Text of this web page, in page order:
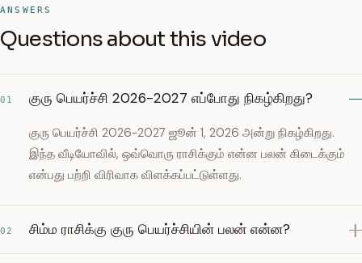
ANSWERS
Questions about this video
01 குரு பெயர்ச்சி 2026-2027 எப்போது நிகழ்கிறது?
குரு பெயர்ச்சி 2026-2027 ஜூன் 1, 2026 அன்று நிகழ்கிறது.
இந்த வீடியோவில், ஒவ்வொரு ராசிக்கும் என்ன பலன் கிடைக்கும்
என்பது பற்றி விரிவாக விளக்கப்பட்டுள்ளது.
02 சிம்ம ராசிக்கு குரு பெயர்ச்சியின் பலன் என்ன?